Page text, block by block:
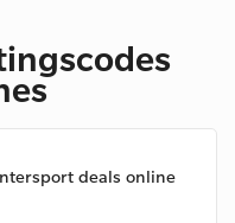
deals online